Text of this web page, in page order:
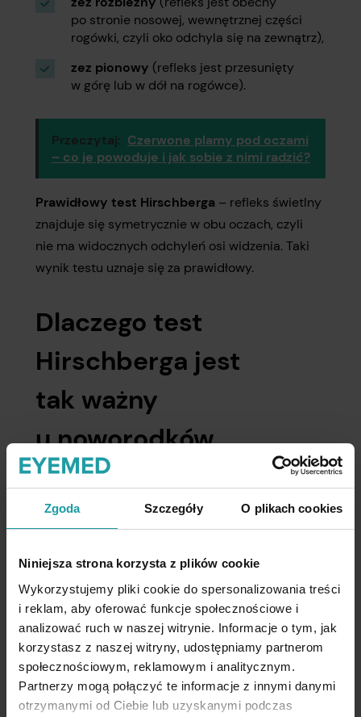
Zgoda Szczegóły O plikach cookies
Niniejsza strona korzysta z plików cookie
Wykorzystujemy pliki cookie do spersonalizowania treści
i reklam, aby oferować funkcje społecznościowe i
analizować ruch w naszej witrynie. Informacje o tym, jak
korzystasz z naszej witryny, udostępniamy partnerom
społecznościowym, reklamowym i analitycznym.
Partnerzy mogą połączyć te informacje z innymi danymi
otrzymanymi od Ciebie lub uzyskanymi podczas
po stronie nosowej, wewnętrznej części
rogówki, czyli oko odchyla się na zewnątrz),
zez pionowy (refleks jest przesunięty
w górę lub w dół na rogówce).
Przeczytaj: Czerwone plamy pod oczami
– co je powoduje i jak sobie z nimi radzić?
Prawidłowy test Hirschberga – refleks świetlny
znajduje się symetrycznie w obu oczach, czyli
nie ma widocznych odchyleń osi widzenia. Taki
wynik testu uznaje się za prawidłowy.
Dlaczego test
Hirschberga jest
tak ważny
u noworodków
i niemowląt?
ponieważ pozwala wykrywać nieprawidłowości
ustawienia oczu już na wczesnym etapie rozwoju
układu wzrokowego dziecka. U noworodków
i niemowląt układ wzrokowy dopiero się rozwija,
a wczesne wykrycie zeza zwiększa szanse
na skuteczne leczenie. Właśnie dlategotest
Hirschberga często jest stosowany jako